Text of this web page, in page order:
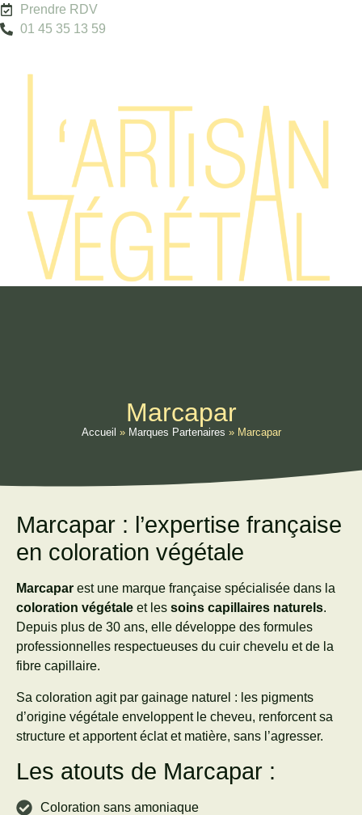
Prendre RDV
01 45 35 13 59
Marcapar
Accueil » Marques Partenaires » Marcapar
Marcapar : l’expertise française
en coloration végétale
Marcapar est une marque française spécialisée dans la
coloration végétale et les soins capillaires naturels.
Depuis plus de 30 ans, elle développe des formules
professionnelles respectueuses du cuir chevelu et de la
fibre capillaire.
Sa coloration agit par gainage naturel : les pigments
d’origine végétale enveloppent le cheveu, renforcent sa
structure et apportent éclat et matière, sans l’agresser.
Les atouts de Marcapar :
Coloration sans amoniaque